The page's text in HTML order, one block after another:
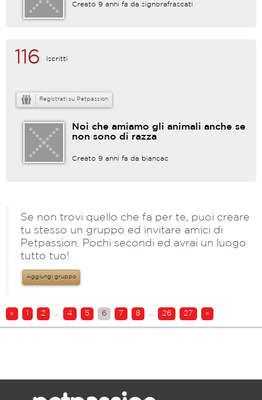
Creato 9 anni fa da signorafrascati
116 Iscritti
Registrati su Petpassion
Noi che amiamo gli animali anche se
non sono di razza
Creato 9 anni fa da biancac
Se non trovi quello che fa per te, puoi creare
tu stesso un gruppo ed invitare amici di
Petpassion. Pochi secondi ed avrai un luogo
tutto tuo!
Aggiungi gruppo
« 1 2 4 5 6 7 8 26 27 »